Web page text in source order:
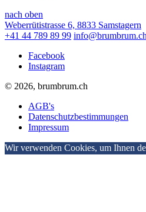
nach oben
Weberrütistrasse 6, 8833 Samstagern
+41 44 789 89 99 info@brumbrum.ch
Facebook
Instagram
© 2026, brumbrum.ch
AGB's
Datenschutzbestimmungen
Impressum
Wir verwenden Cookies, um Ihnen